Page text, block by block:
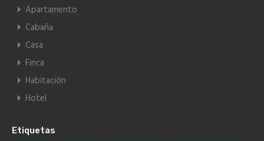
Apartamento
Cabaña
Casa
Finca
Habitación
Hotel
Etiquetas